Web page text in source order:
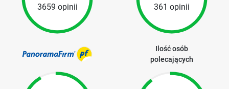
3659 opinii 361 opinii
Ilość osób
polecających